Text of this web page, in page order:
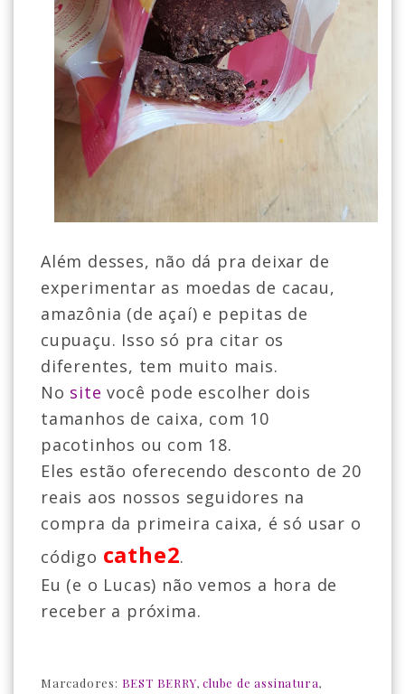
Além desses, não dá pra deixar de
experimentar as moedas de cacau,
amazônia (de açaí) e pepitas de
cupuaçu. Isso só pra citar os
diferentes, tem muito mais.
No site você pode escolher dois
tamanhos de caixa, com 10
pacotinhos ou com 18.
Eles estão oferecendo desconto de 20
reais aos nossos seguidores na
compra da primeira caixa, é só usar o
código cathe2.
Eu (e o Lucas) não vemos a hora de
receber a próxima.
Marcadores: BEST BERRY,clube de assinatura,